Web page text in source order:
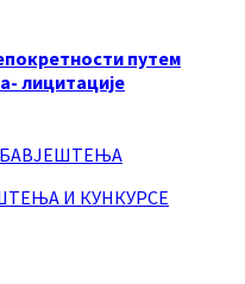
путем
лицитације
И КУНКУРСЕ